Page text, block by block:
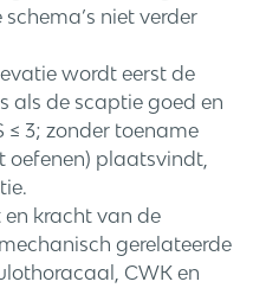
niet verder
wordt eerst de
als de scaptie goed en
≤ 3; zonder toename
oefenen) plaatsvindt,
kracht van de
gerelateerde
CWK en